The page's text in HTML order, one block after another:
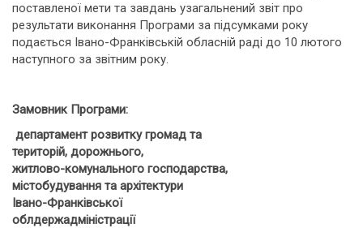
поставленої мети та завдань узагальнений звіт про
результати виконання Програми за підсумками року
подається Івано-Франківській обласній раді до 10 лютого
наступного за звітним року.
Замовник Програми:
департамент розвитку громад та
територій, дорожнього,
житлово-комунального господарства,
містобудування та архітектури
Івано-Франківської
облдержадміністрації